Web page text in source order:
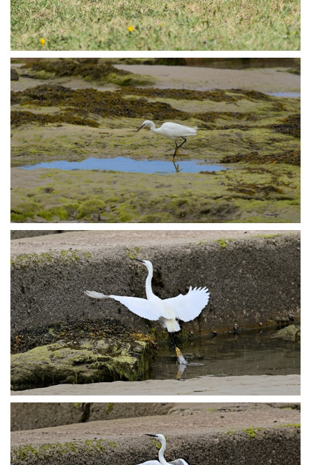
P7123406
P7123423
P7123437